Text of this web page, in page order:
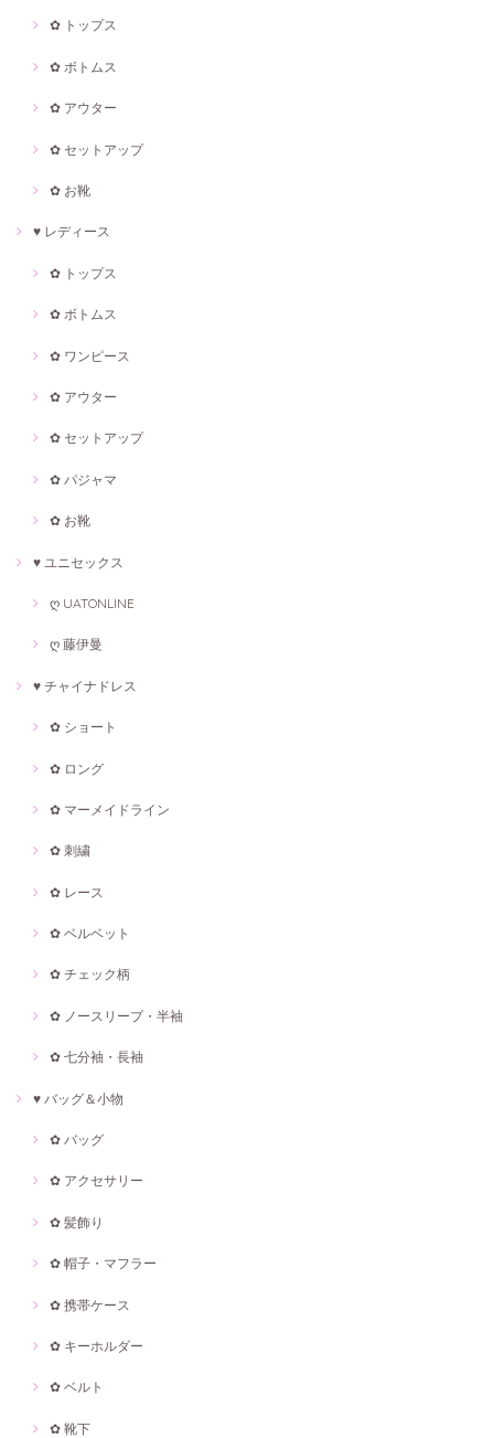
✿ トップス
✿ ボトムス
✿ アウター
✿ セットアップ
✿ お靴
♥ レディース
✿ トップス
✿ ボトムス
✿ ワンピース
✿ アウター
✿ セットアップ
✿ パジャマ
✿ お靴
♥ ユニセックス
ღ UATONLINE
ღ 藤伊曼
♥ チャイナドレス
✿ ショート
✿ ロング
✿ マーメイドライン
✿ 刺繍
✿ レース
✿ ベルベット
✿ チェック柄
✿ ノースリープ・半袖
✿ 七分袖・長袖
♥ バッグ＆小物
✿ バッグ
✿ アクセサリー
✿ 髪飾り
✿ 帽子・マフラー
✿ 携帯ケース
✿ キーホルダー
✿ ベルト
✿ 靴下